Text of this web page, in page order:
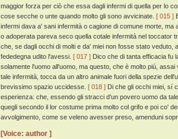
maggior forza per ciò che essa dagli infermi di quella per lo
cose secche o unte quando molto gli sono avvicinate. [ 015 ]
infermi dava a' sani infermità o cagione di comune morte,
o adoperata pareva seco quella cotale infermità nel toccator
che, se dagli occhi di molti e da' miei non fosse stato
fededegna udito l'avessi. [ 017 ] Dico che di tanta efficacia fu
solamente l'uomo all'uomo, ma questo, che è molto piú,
tale infermità, tocca da un altro animale fuori della spezie
brevissimo spazio uccidesse. [ 018 ] Di che gli occhi miei, sí
esperienza: che, essendo gli stracci d'un povero uomo da
quegli secondo il lor costume prima molto col grifo e poi co'
avvolgimento, come se veleno avesser preso, amenduni
[Voice: author ]